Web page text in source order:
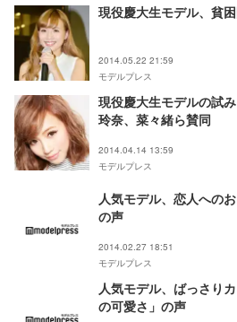
現役慶大生モデル、貧
2014.05.22 21:59
モデルプレス
現役慶大生モデルの試
玲奈、菜々緒ら賛同
2014.04.14 13:59
モデルプレス
人気モデル、恋人への
の声
2014.02.27 18:51
モデルプレス
人気モデル、ばっさり
の可愛さ」の声